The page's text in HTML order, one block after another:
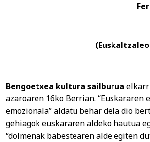
Bengoetxea kultura sailburua
azaroaren 16ko Berrian. “Euskararen
emozionala” aldatu behar dela dio
gehiagok euskararen aldeko hautua
“dolmenak babestearen alde egiten